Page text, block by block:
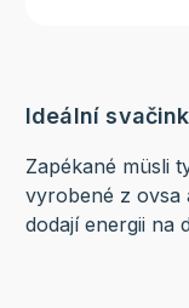
Ideální
Zapékané müsli
vyrobené z ovsa
dodají energii na